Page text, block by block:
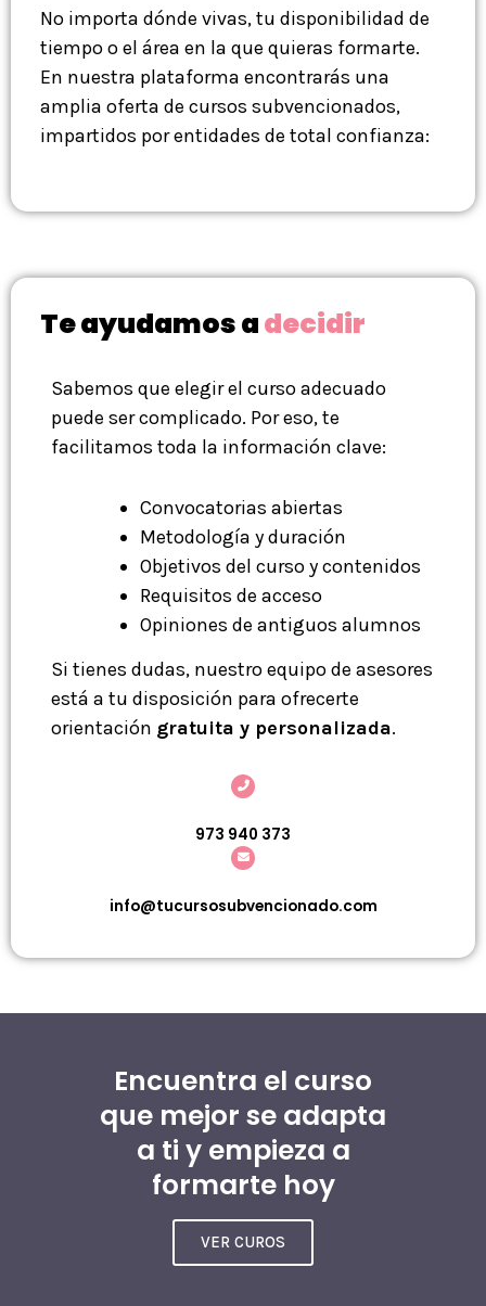
No importa dónde vivas, tu disponibilidad de
tiempo o el área en la que quieras formarte.
En nuestra plataforma encontrarás una
amplia oferta de cursos subvencionados,
impartidos por entidades de total confianza:
Te ayudamos adecidir
Sabemos que elegir el curso adecuado
puede ser complicado. Por eso, te
facilitamos toda la información clave:
Convocatorias abiertas
Metodología y duración
Objetivos del curso y contenidos
Requisitos de acceso
Opiniones de antiguos alumnos
Si tienes dudas, nuestro equipo de asesores
está a tu disposición para ofrecerte
orientación gratuita y personalizada.
973 940 373
info@tucursosubvencionado.com
Encuentra el curso
que mejor se adapta
a ti y empieza a
formarte hoy
VER CUROS